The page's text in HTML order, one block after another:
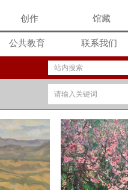
公共教育 联系我们
创作 馆藏